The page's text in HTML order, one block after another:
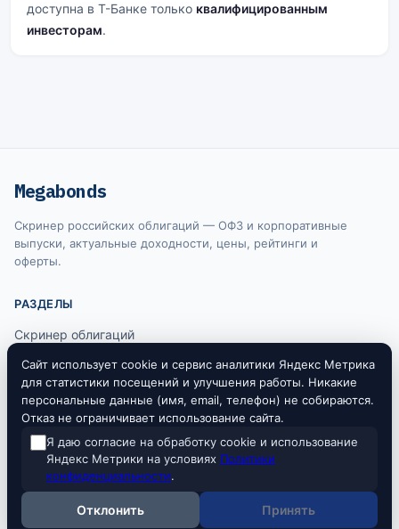
доступна в Т-Банке только квалифицированным
инвесторам.
Megabonds
Скринер российских облигаций — ОФЗ и корпоративные
выпуски, актуальные доходности, цены, рейтинги и
оферты.
РАЗДЕЛЫ
Скринер облигаций
Ключевая ставка ЦБ
RUONIA
Информация на сайте не является индивидуальной инвестиционной
рекомендацией. Все данные предоставляются исключительно в
ознакомительных целях. Источники данных: Московская биржа, Банк
© 2026 Megabonds
Сайт использует cookie и сервис аналитики Яндекс Метрика
для статистики посещений и улучшения работы. Никакие
персональные данные (имя, email, телефон) не собираются.
Отказ не ограничивает использование сайта.
Я даю согласие на обработку cookie и использование
Яндекс Метрики на условиях Политики
конфиденциальности.
Отклонить Принять